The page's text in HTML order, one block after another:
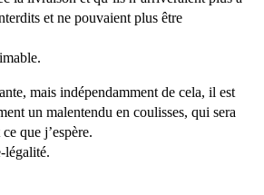
et ne pouvaient plus être
mais indépendamment de cela, il est
un malentendu en coulisses, qui sera
que j’espère.
légalité.